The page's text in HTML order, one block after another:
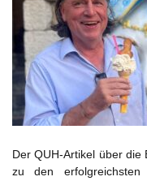
Der QUH-Artikel über
zu den